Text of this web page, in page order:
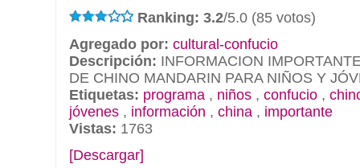
Ranking: 3.2/5.0 (85 votos)
Agregado por: cultural-confucio
Descripción: INFORMACION
DE CHINO MANDARIN PARA NIÑOS Y
Etiquetas: programa , niños , confucio ,
jóvenes , información , china , importante
Vistas: 1763
[Descargar]